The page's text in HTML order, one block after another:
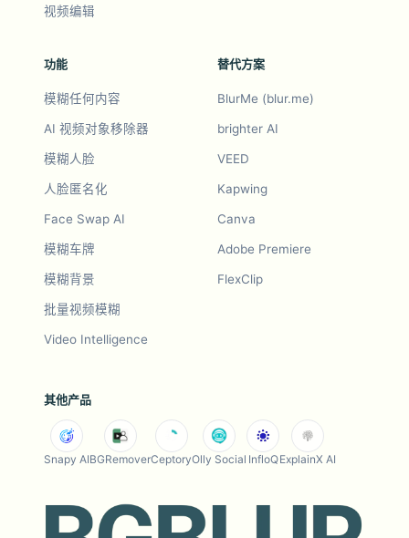
视频编辑
功能
模糊任何内容
AI 视频对象移除器
模糊人脸
人脸匿名化
Face Swap AI
模糊车牌
模糊背景
批量视频模糊
Video Intelligence
替代方案
BlurMe (blur.me)
brighter AI
VEED
Kapwing
Canva
Adobe Premiere
FlexClip
其他产品
Snapy AIBGRemoverCeptoryOlly Social InfloQExplainX AI